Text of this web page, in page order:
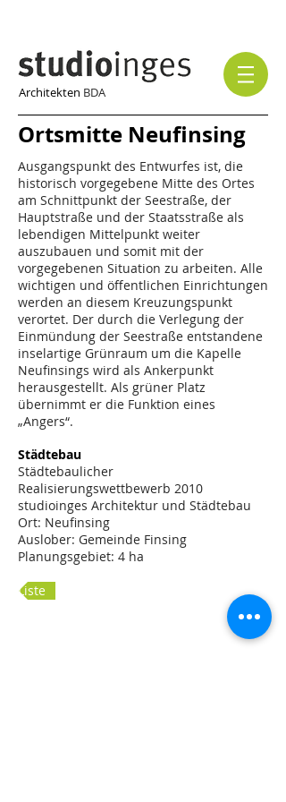
Architekten BDA
Ortsmitte Neufinsing
Ausgangspunkt des Entwurfes ist, die
historisch vorgegebene Mitte des Ortes
am Schnittpunkt der Seestraße, der
Hauptstraße und der Staatsstraße als
lebendigen Mittelpunkt weiter
auszubauen und somit mit der
vorgegebenen Situation zu arbeiten. Alle
wichtigen und öffentlichen Einrichtungen
werden an diesem Kreuzungspunkt
verortet. Der durch die Verlegung der
Einmündung der Seestraße entstandene
inselartige Grünraum um die Kapelle
Neufinsings wird als Ankerpunkt
herausgestellt. Als grüner Platz
übernimmt er die Funktion eines
„Angers“.
Städtebau
Städtebaulicher
Realisierungswettbewerb 2010
studioinges Architektur und Städtebau
Ort: Neufinsing
Auslober: Gemeinde Finsing
Planungsgebiet: 4 ha
Liste
Blick über das Entwurfsgebiet